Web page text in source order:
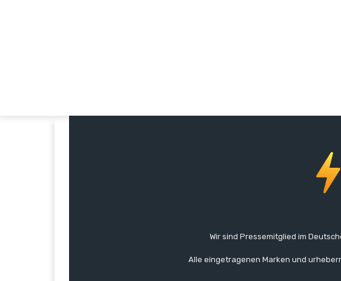
Wir sind Pressemitglied im
Alle eingetragenen Marken und